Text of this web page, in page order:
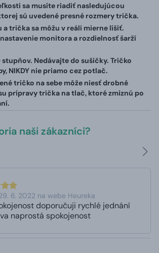
sa musíte riadiť nasledujúcou
sú uvedené presné rozmery trička.
a trička sa môžu v reáli mierne líšiť.
monitora a rozdielnosť šarží
stupňov. Nedávajte do sušičky. Tričko
NIKDY nie priamo cez potlač.
tričko na sebe môže niesť drobné
prípravy trička na tlač, ktoré zmiznú po
naši zákazníci?
6. 2022 na webe Heureka
doporučuji rychlé jednání
naprostá spokojenost